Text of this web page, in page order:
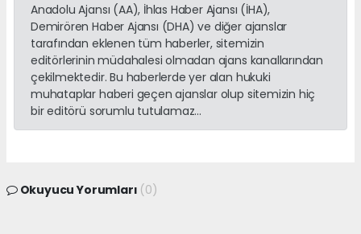
Anadolu Ajansı (AA), İhlas Haber Ajansı (İHA),
Demirören Haber Ajansı (DHA) ve diğer ajanslar
tarafından eklenen tüm haberler, sitemizin
editörlerinin müdahalesi olmadan ajans kanallarından
çekilmektedir. Bu haberlerde yer alan hukuki
muhataplar haberi geçen ajanslar olup sitemizin hiç
bir editörü sorumlu tutulamaz...
Okuyucu Yorumları (0)